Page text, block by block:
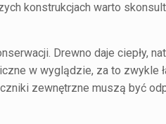
konstrukcjach warto
Drewno daje ciepły,
w wyglądzie, za to zwykle
zewnętrzne muszą być